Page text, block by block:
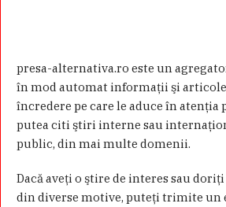
presa-alternativa.ro este un
în mod automat informaţii şi articole
încredere pe care le aduce în
putea citi ştiri interne sau
public, din mai multe domenii.
Dacă aveţi o ştire de interes sau
din diverse motive, puteţi trimite un